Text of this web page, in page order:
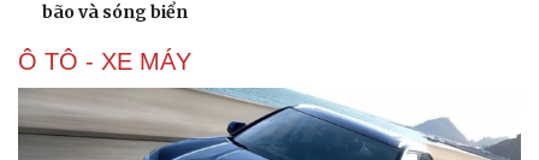
bão và sóng biển
Ô TÔ - XE MÁY